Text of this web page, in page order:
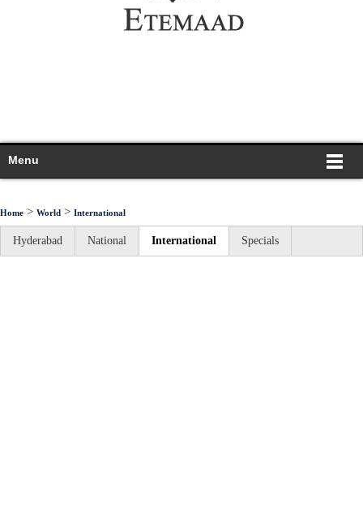
Menu
Home > World > International
Hyderabad National International Specials